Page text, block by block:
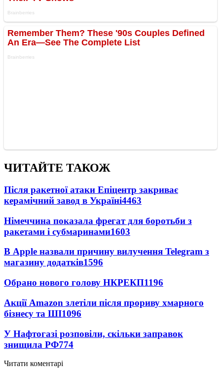
ЧИТАЙТЕ ТАКОЖ
Після ракетної атаки Епіцентр закриває
керамічний завод в Україні4463
Німеччина показала фрегат для боротьби з
ракетами і субмаринами1603
В Apple назвали причину вилучення Telegram з
магазину додатків1596
Обрано нового голову НКРЕКП1196
Акції Amazon злетіли після прориву хмарного
бізнесу та ШІ1096
У Нафтогазі розповіли, скільки заправок
знищила РФ774
Читати коментарі